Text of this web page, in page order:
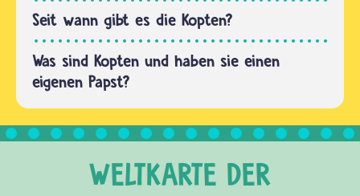
dem
Islam an.
Die
meisten
ihnen
sind…
Seit wann gibt es die Kopten?
Was sind Kopten und haben sie einen
eigenen Papst?